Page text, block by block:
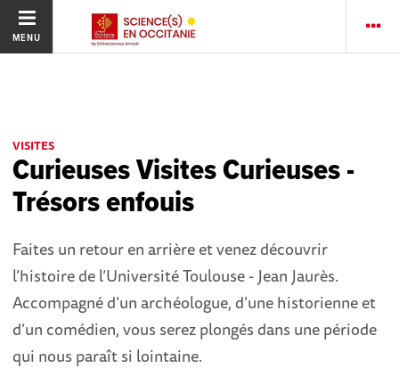
MENU
VISITES
Curieuses Visites Curieuses -
Trésors enfouis
Faites un retour en arrière et venez découvrir
l’histoire de l’Université Toulouse - Jean Jaurès.
Accompagné d’un archéologue, d’une historienne et
d’un comédien, vous serez plongés dans une période
qui nous paraît si lointaine.